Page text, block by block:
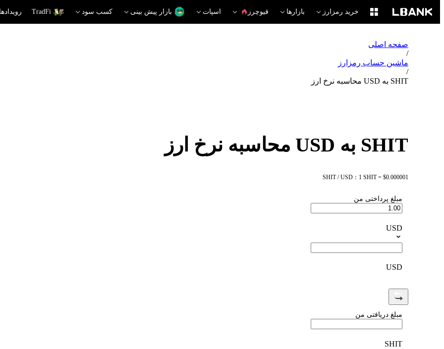
خرید رمزارز بازارها فیوچرز اسپات بازار پیش بینی کسب سود TradFi
صفحه اصلی
/
ماشین حساب رمزارز
/
SHIT به USD محاسبه نرخ ارز
SHIT به USD محاسبه نرخ ارز
SHIT / USD：1 SHIT = $0.000001
مبلغ پرداختی من
USD
USD
مبلغ دریافتی من
SHIT